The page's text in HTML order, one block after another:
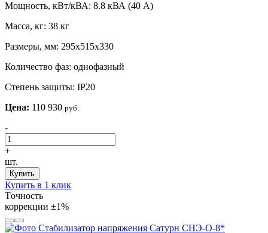
Мощность, кВт/кВА: 8.8 кВА (40 А)
Масса, кг: 38 кг
Размеры, мм: 295х515х330
Количество фаз: однофазный
Степень защиты: IP20
Цена: 110 930 руб.
-
+
шт.
Купить
Купить в 1 клик
Tочность
коррекции ±1%